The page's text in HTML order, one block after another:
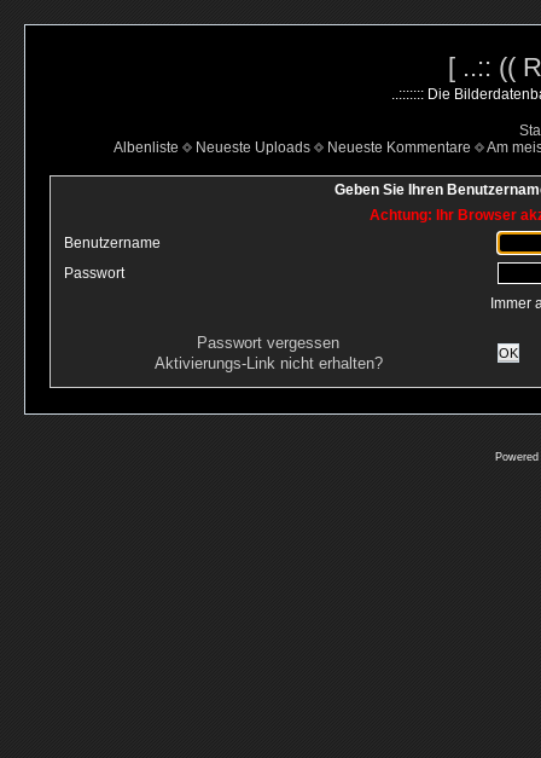
[ ..:: ((
..::::::: Die
Albenliste
Neueste Uploads Neueste Kommentare Am
Geben Sie Ihren
Achtung: Ihr Browser
Benutzername
Passwort
Immer
Passwort vergessen
Aktivierungs-Link nicht erhalten?
OK